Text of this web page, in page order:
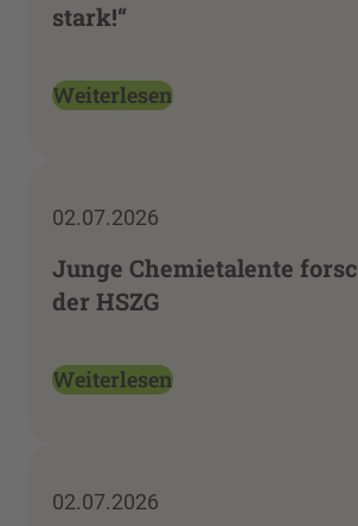
stark!“
Weiterlesen
02.07.2026
Junge Chemietalente
der HSZG
Weiterlesen
02.07.2026